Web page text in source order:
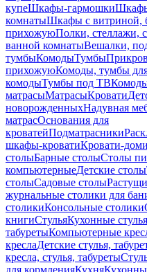
купеШкафы-гармошки
комнатыШкафы с витриной,
прихожуюПолки, стеллажи,
ванной комнатыВешалки,
тумбыКомодыТумбы
прихожуюКомоды, тумбы
комодыТумбы под ТВ
матрасыМатрасыКровати
новорожденныхНадувная
матрасОснования для
кроватейПодматрасники
шкафы-кроватиКровати-
столыБарные столыСтолы
компьютерныеДетские столы
столыСадовые столы
журнальные столики для
столикиКонсольные столики
книгиСтульяКухонные
табуретыКомпьютерные
креслаДетские стулья,
кресла, стулья, табуреты
для кормленияКухня